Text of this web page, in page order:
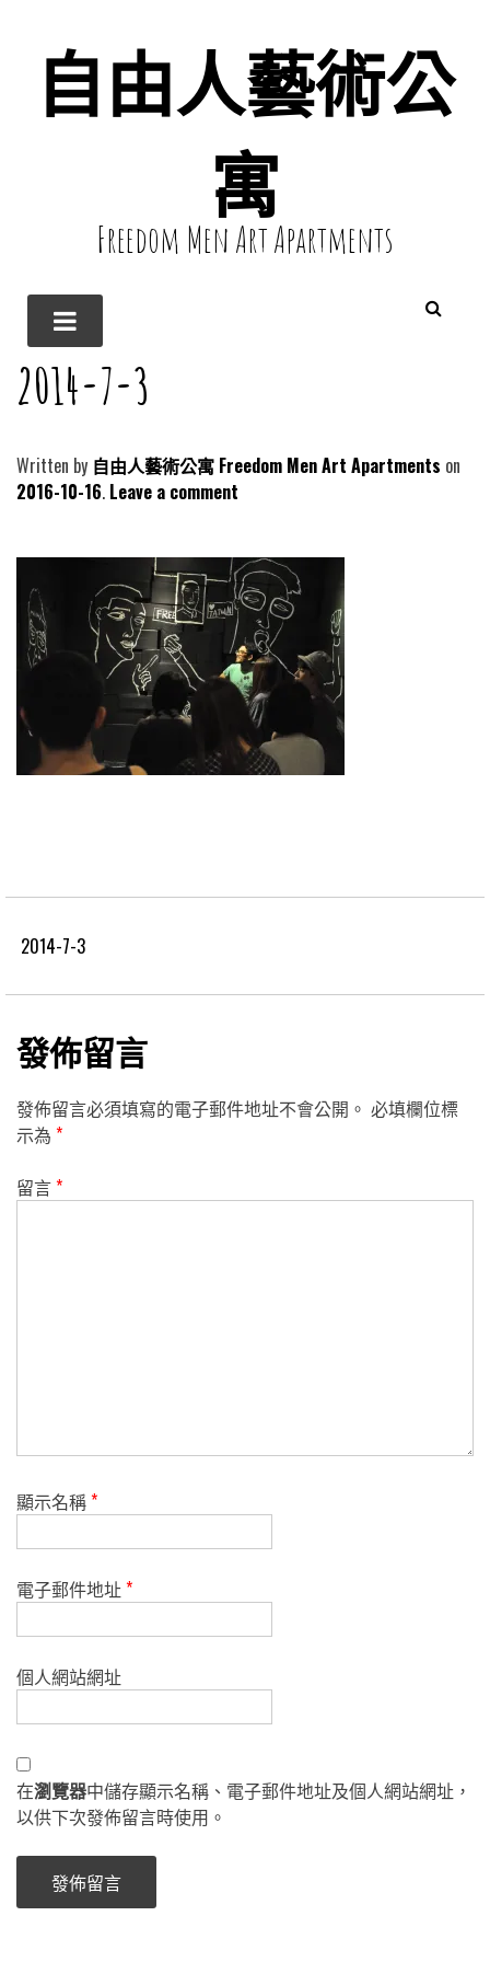
自由人藝術公
寓
Freedom Men Art Apartments
2014-7-3
Written by 自由人藝術公寓 Freedom Men Art Apartments
2016-10-16 Leave a comment
2014-7-3
發佈留言
發佈留言必須填寫的電子郵件地址不會公開。 必填欄位標
示為 *
留言*
顯示名稱*
電子郵件地址*
個人網站網址
在瀏覽器中儲存顯示名稱、電子郵件地址及個人網站網址，
以供下次發佈留言時使用。